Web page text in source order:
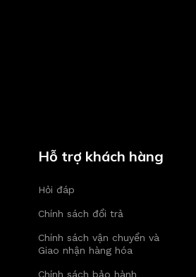
Hỗ trợ khách hàng
Hỏi đáp
Chính sách đổi trả
Chính sách vận chuyển và
Giao nhận hàng hóa
Chính sách bảo hành